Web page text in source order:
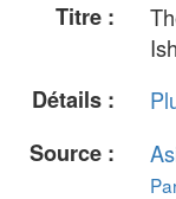
Titre :
Détails :
Source :